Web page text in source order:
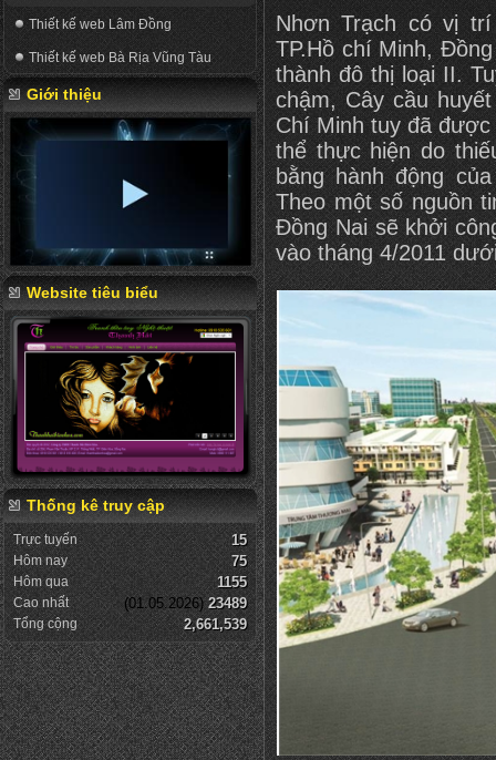
Thiết kế web Lâm Đồng
Thiết kế web Bà Rịa Vũng Tàu
Giới thiệu
Website tiêu biểu
Thống kê truy cập
Trực tuyến 15
Hôm nay 75
Hôm qua 1155
Cao nhất (01.05.2026)23489
Tổng cộng 2,661,539
Nhơn Trạch có vị
TP.Hồ chí Minh,
thành đô thị loại II.
chậm, Cây cầu
Chí Minh tuy đã
thể thực hiện do
bằng hành động
Theo một số nguồn
Đồng Nai sẽ khởi
vào tháng 4/2011